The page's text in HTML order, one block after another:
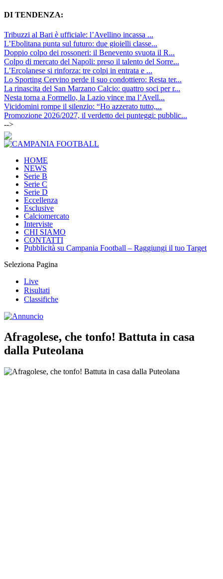
DI TENDENZA:
Tribuzzi al Bari è ufficiale: l’Avellino incassa ...
L’Ebolitana punta sul futuro: due gioielli classe...
Doppio colpo dei rossoneri: il Benevento svuota il R...
Colpo di mercato del Napoli: preso il talento del Sorre...
L’Ercolanese si rinforza: tre colpi in entrata e ...
Lo Sporting Cervino perde il suo condottiero: Resta ter...
La rinascita del San Marzano Calcio: quattro soci per r...
Nesta torna a Formello, la Lazio vince ma l’Avell...
Vicidomini rompe il silenzio: “Ho azzerato tutto,...
Promozione 2026/2027, il verdetto dei punteggi: pubblic...
-->
HOME
NEWS
Serie B
Serie C
Serie D
Eccellenza
Esclusive
Calciomercato
Interviste
CHI SIAMO
CONTATTI
Pubblicità su Campania Football – Raggiungi il tuo Target
Seleziona Pagina
Live
Risultati
Classifiche
Afragolese, che tonfo! Battuta in casa
dalla Puteolana